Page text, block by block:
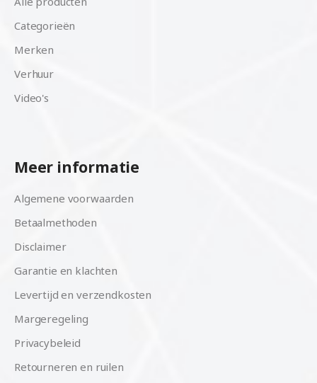
Categorieën
Merken
Verhuur
Video's
Meer informatie
Algemene voorwaarden
Betaalmethoden
Disclaimer
Garantie en klachten
Levertijd en verzendkosten
Margeregeling
Privacybeleid
Retourneren en ruilen